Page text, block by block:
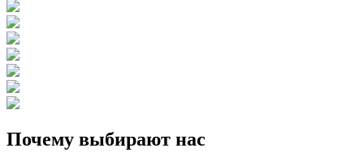
Почему выбирают нас